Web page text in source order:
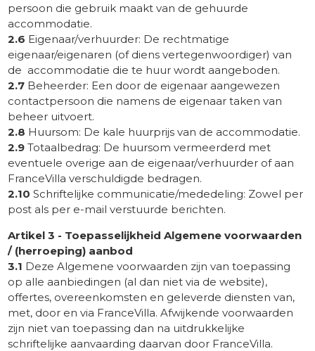
persoon die gebruik maakt van de gehuurde
accommodatie.
2.6 Eigenaar/verhuurder: De rechtmatige
eigenaar/eigenaren (of diens vertegenwoordiger) van
de accommodatie die te huur wordt aangeboden.
2.7 Beheerder: Een door de eigenaar aangewezen
contactpersoon die namens de eigenaar taken van
beheer uitvoert.
2.8 Huursom: De kale huurprijs van de accommodatie.
2.9Totaalbedrag: De huursom vermeerderd met
eventuele overige aan de eigenaar/verhuurder of aan
FranceVilla verschuldigde bedragen.
2.10 Schriftelijke communicatie/mededeling: Zowel per
post als per e-mail verstuurde berichten.
Artikel 3 - Toepasselijkheid Algemene voorwaarden
/ (herroeping) aanbod
3.1 Deze Algemene voorwaarden zijn van toepassing
op alle aanbiedingen (al dan niet via de website),
offertes, overeenkomsten en geleverde diensten van,
met, door en via FranceVilla. Afwijkende voorwaarden
zijn niet van toepassing dan na uitdrukkelijke
schriftelijke aanvaarding daarvan door FranceVilla.